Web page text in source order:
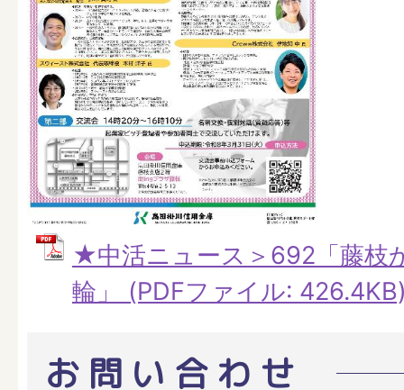
★中活ニュース＞692「藤枝
輪」 (PDFファイル:
お問い合わせ